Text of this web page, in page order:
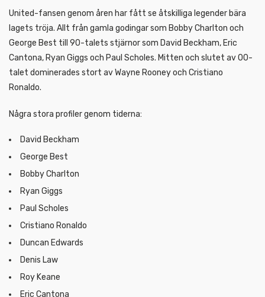
United-fansen genom åren har fått se åtskilliga legender bära
lagets tröja. Allt från gamla godingar som Bobby Charlton och
George Best till 90-talets stjärnor som David Beckham, Eric
Cantona, Ryan Giggs och Paul Scholes. Mitten och slutet av 00-
talet dominerades stort av Wayne Rooney och Cristiano
Ronaldo.
Några stora profiler genom tiderna:
David Beckham
George Best
Bobby Charlton
Ryan Giggs
Paul Scholes
Cristiano Ronaldo
Duncan Edwards
Denis Law
Roy Keane
Eric Cantona